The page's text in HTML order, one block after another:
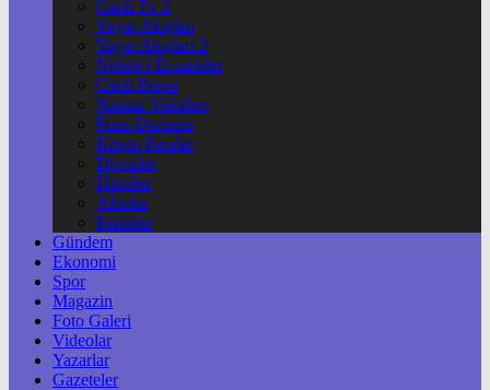
Canlı Tv 2
Yayın Akışları
Yayın Akışları 2
Nöbetçi Eczaneler
Canlı Borsa
Namaz Vakitleri
Puan Durumu
Kripto Paralar
Dövizler
Hisseler
Altınlar
Pariteler
Gündem
Ekonomi
Spor
Magazin
Foto Galeri
Videolar
Yazarlar
Gazeteler